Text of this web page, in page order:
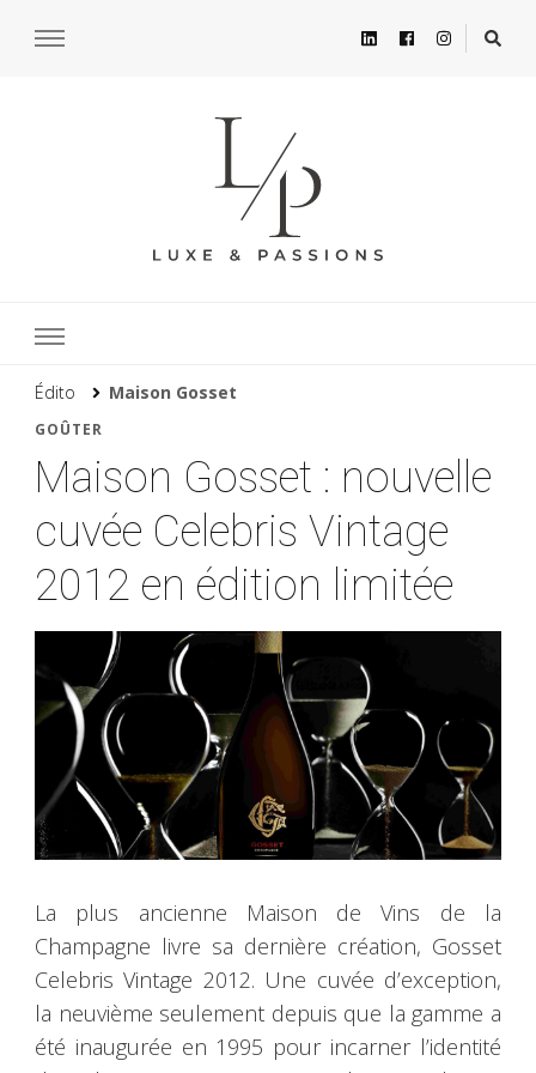
Édito Maison Gosset
GOÛTER
Maison Gosset : nouvelle
cuvée Celebris Vintage
2012 en édition limitée
La plus ancienne Maison de Vins de la
Champagne livre sa dernière création, Gosset
Celebris Vintage 2012. Une cuvée d’exception,
la neuvième seulement depuis que la gamme a
été inaugurée en 1995 pour incarner l’identité